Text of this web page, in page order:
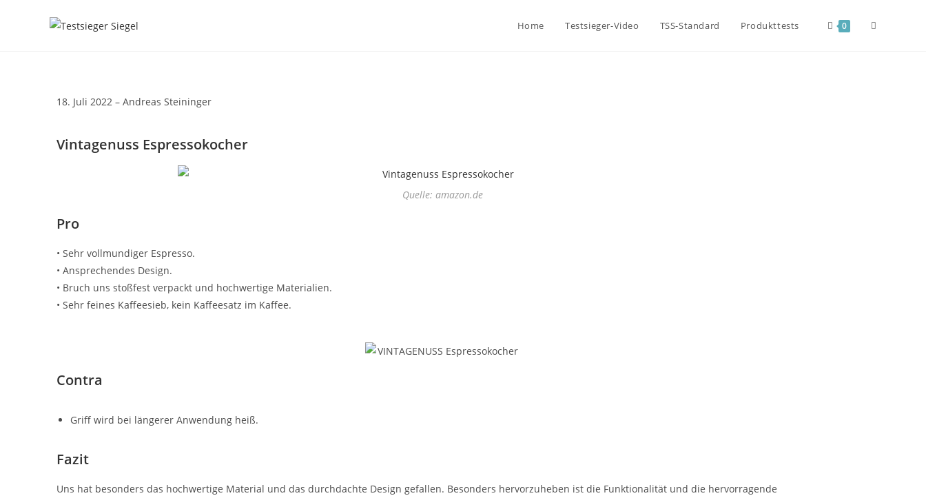
Home Testsieger-Video TSS-Standard Produkttests 0
18. Juli 2022 – Andreas Steininger
Vintagenuss Espressokocher
Quelle: amazon.de
Pro
• Sehr vollmundiger Espresso.
• Ansprechendes Design.
• Bruch uns stoßfest verpackt und hochwertige Materialien.
• Sehr feines Kaffeesieb, kein Kaffeesatz im Kaffee.
Contra
Griff wird bei längerer Anwendung heiß.
Fazit
Uns hat besonders das hochwertige Material und das durchdachte Design gefallen. Besonders hervorzuheben ist die Funktionalität und die hervorragende